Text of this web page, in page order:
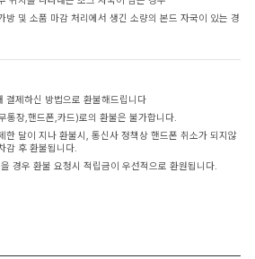
방 및 소품 마감 처리에서 생긴 소량의 본드 자국이 있는 경
결제하신 방법으로 환불해드립니다
통장,핸드폰,카드)로의 환불은 불가합니다.
한 달이 지나 환불시, 통신사 정책상 핸드폰 취소가 되지않
감 후 환불됩니다.
경우 환불 요청시 적립금이 우선적으로 환원됩니다.